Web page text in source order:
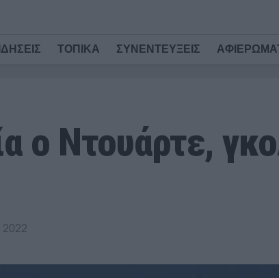
ΤΟΠΙΚΑ ΣΥΝΕΝΤΕΥΞΕΙΣ
ο Ντουάρτε,
2022